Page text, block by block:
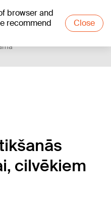
browser and
recommend
Close
cilvēkiem